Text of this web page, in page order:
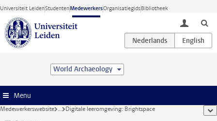
Ga direct naar de inhoud
Universiteit LeidenStudentenMedewerkersOrganisatiegidsBibliotheek
toggle
World Archaeology
Menu
Medewerkerswebsite ... Digitale leeromgeving: Brightspace